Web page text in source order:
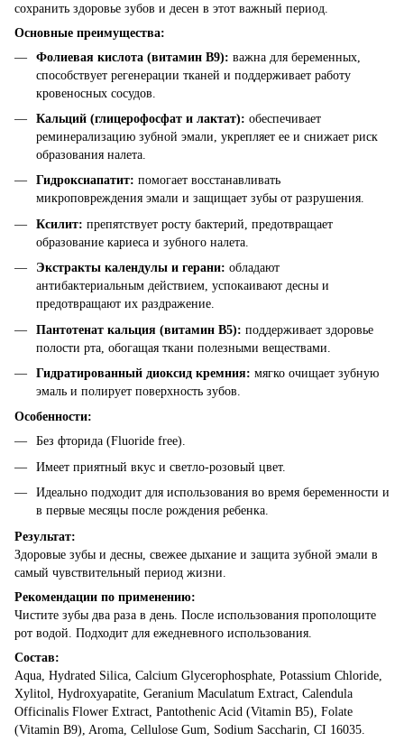
сохранить здоровье зубов и десен в этот важный период.
Основные преимущества:
Фолиевая кислота (витамин B9): важна для беременных,
способствует регенерации тканей и поддерживает работу
кровеносных сосудов.
Кальций (глицерофосфат и лактат): обеспечивает
реминерализацию зубной эмали, укрепляет ее и снижает риск
образования налета.
Гидроксиапатит: помогает восстанавливать
микроповреждения эмали и защищает зубы от разрушения.
Ксилит: препятствует росту бактерий, предотвращает
образование кариеса и зубного налета.
Экстракты календулы и герани: обладают
антибактериальным действием, успокаивают десны и
предотвращают их раздражение.
Пантотенат кальция (витамин B5): поддерживает здоровье
полости рта, обогащая ткани полезными веществами.
Гидратированный диоксид кремния: мягко очищает зубную
эмаль и полирует поверхность зубов.
Особенности:
Без фторида (Fluoride free).
Имеет приятный вкус и светло-розовый цвет.
Идеально подходит для использования во время беременности и
в первые месяцы после рождения ребенка.
Результат:
Здоровые зубы и десны, свежее дыхание и защита зубной эмали в
самый чувствительный период жизни.
Рекомендации по применению:
Чистите зубы два раза в день. После использования прополощите
рот водой. Подходит для ежедневного использования.
Состав:
Aqua, Hydrated Silica, Calcium Glycerophosphate, Potassium Chloride,
Xylitol, Hydroxyapatite, Geranium Maculatum Extract, Calendula
Officinalis Flower Extract, Pantothenic Acid (Vitamin B5), Folate
(Vitamin B9), Aroma, Cellulose Gum, Sodium Saccharin, CI 16035.